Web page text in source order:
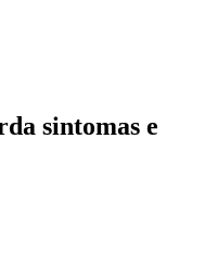
sintomas e